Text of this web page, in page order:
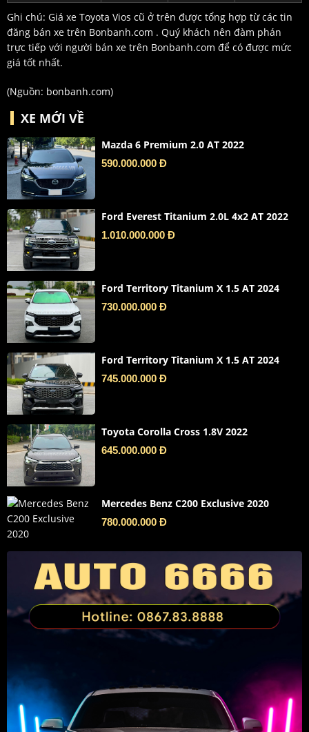
Ghi chú: Giá xe Toyota Vios cũ ở trên được tổng hợp từ các tin
đăng bán xe trên Bonbanh.com . Quý khách nên đàm phán
trực tiếp với người bán xe trên Bonbanh.com để có được mức
giá tốt nhất.
(Nguồn: bonbanh.com)
XE MỚI VỀ
Mazda 6 Premium 2.0 AT 2022
590.000.000 Đ
Ford Everest Titanium 2.0L 4x2 AT 2022
1.010.000.000 Đ
Ford Territory Titanium X 1.5 AT 2024
730.000.000 Đ
Ford Territory Titanium X 1.5 AT 2024
745.000.000 Đ
Toyota Corolla Cross 1.8V 2022
645.000.000 Đ
Mercedes Benz C200 Exclusive 2020
780.000.000 Đ